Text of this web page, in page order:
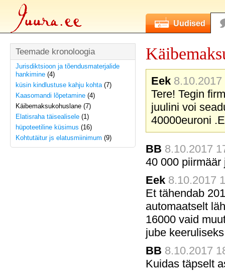
Uudised
Teemade kronoloogia
Jurisdiktsioon ja tõendusmaterjalide
hankimine (4)
küsin kindlustuse kahju kohta(7)
Kaasomandi lõpetamine (4)
Käibemaksukohuslane (7)
Elatisraha täisealisele (1)
hüpoteetiline küsimus (16)
Kohtutäitur js elatusmiinimum (9)
Eek
Tere! Tegin
juulini voi
40000euroni
BB 8.10.2017
40 000
Eek 8.10.2017
Et tähendab
automaatselt
16000 vaid
jube
BB 8.10.2017
Kuidas täpselt